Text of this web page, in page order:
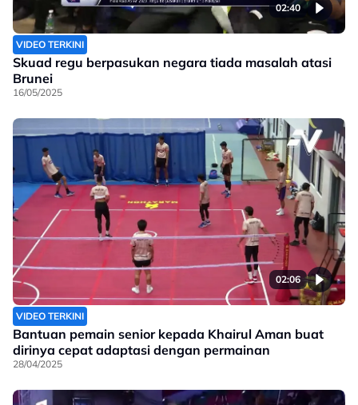
02:40
VIDEO TERKINI
Skuad regu berpasukan negara tiada masalah atasi
Brunei
16/05/2025
02:06
VIDEO TERKINI
Bantuan pemain senior kepada Khairul Aman buat
dirinya cepat adaptasi dengan permainan
28/04/2025